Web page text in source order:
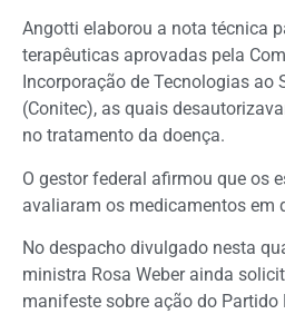
Angotti elaborou a nota técnica
terapêuticas aprovadas pela
Incorporação de Tecnologias ao
(Conitec), as quais
no tratamento da doença.
O gestor federal afirmou que os
avaliaram os medicamentos em
No despacho divulgado nesta
ministra Rosa Weber ainda
manifeste sobre ação do Partido